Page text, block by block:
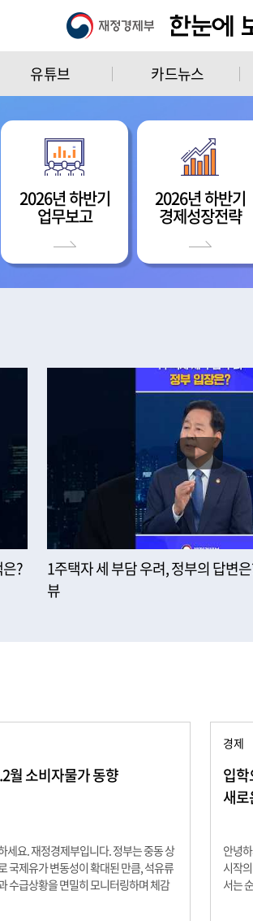
유튜브 카드뉴스
2026년 하반기
업무보고
2026년 하반기
경제성장전략
?
1주택자 세 부담 우려, 정부의 답변
뷰
월 소비자물가 동향
세요. 재정경제부입니다. 정부는 중동 상
국제유가 변동성이 확대된 만큼, 석유류
수급상황을 면밀히 모니터링하며 체감
경제
입
새로
안녕
시작
서는